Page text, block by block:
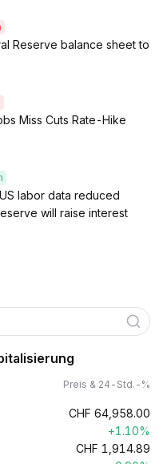
Reserve balance sheet to
Miss Cuts Rate-Hike
labor data reduced
will raise interest
Preis & 24-Std.-%
CHF 64,958.00
+1.10%
CHF 1,914.89